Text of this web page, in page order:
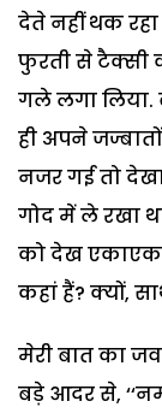
देते नहीं थक
फुरती से टैक्सी
गले लगा लिया.
ही अपने
नजर गई तो
गोद में ले रखा
को देख एकाएक
कहां हैं? क्यों,
मेरी बात का
बड़े आदर से,